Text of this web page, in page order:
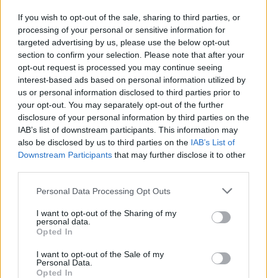
If you wish to opt-out of the sale, sharing to third parties, or
processing of your personal or sensitive information for
targeted advertising by us, please use the below opt-out
section to confirm your selection. Please note that after your
opt-out request is processed you may continue seeing
interest-based ads based on personal information utilized by
us or personal information disclosed to third parties prior to
your opt-out. You may separately opt-out of the further
disclosure of your personal information by third parties on the
IAB’s list of downstream participants. This information may
also be disclosed by us to third parties on the IAB’s List of
Downstream Participants that may further disclose it to other
Personal Data Processing Opt Outs
I want to opt-out of the Sharing of my
personal data.
Opted In
I want to opt-out of the Sale of my
Personal Data.
Opted In
sokuknál pedig a fejlődés lelassulását eredményezheti.
Tehát nem a Fidesz frakcióvezetője által javasolt módosító indítvány
hagyja figyelmen kívül a gyermekek érdekeit, hanem a jelenlegi
szabályozás, amely melletti kiállásával a TASZ egy korszerűtlen, a
rászoruló gyermekek számára előnytelen rendszer mellett teszi le
voksát – összegez közleményében a Fidesz.
fidesz
közoktatási törvény
Lázár János
köznevelési törvény
parlamenti vita
fogyatékos gyermek
fogyatékos oktatás
Hozzászólások